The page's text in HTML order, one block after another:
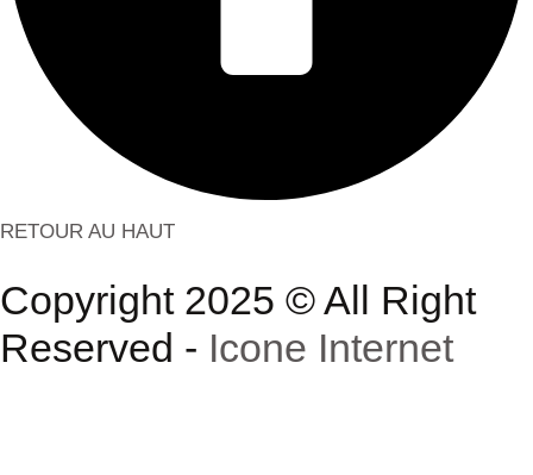
RETOUR AU HAUT
Copyright 2025 © All Right
Reserved - Icone Internet